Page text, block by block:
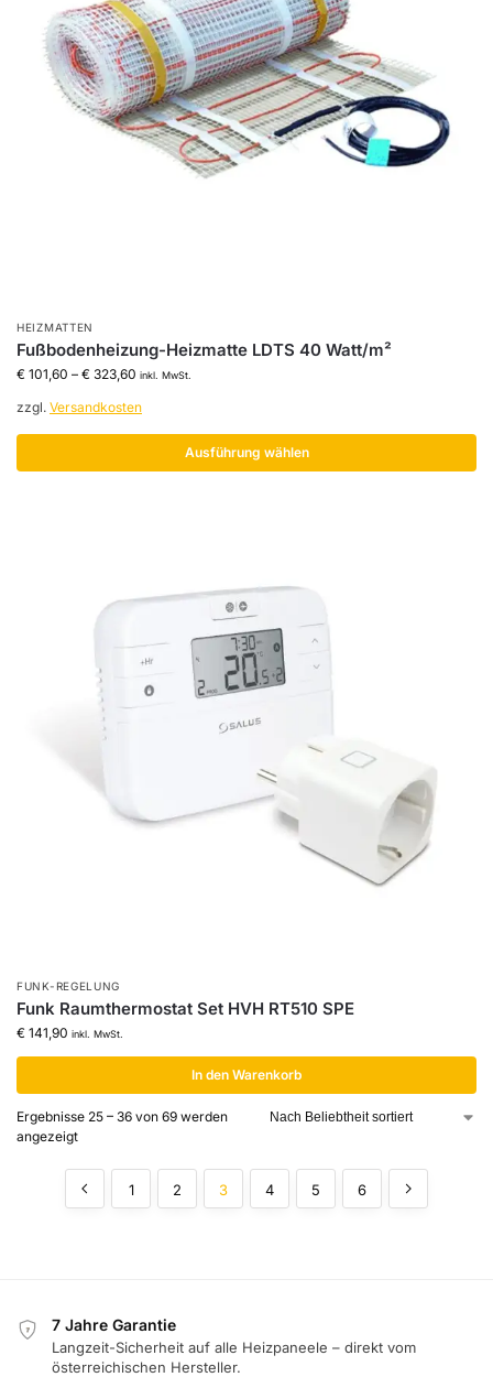
HEIZMATTEN
Fußbodenheizung-Heizmatte LDTS 40 Watt/m²
€ 101,60 – € 323,60 inkl. MwSt.
zzgl. Versandkosten
Ausführung wählen
FUNK-REGELUNG
Funk Raumthermostat Set HVH RT510 SPE
€ 141,90 inkl. MwSt.
In den Warenkorb
Ergebnisse 25 – 36 von 69 werden
angezeigt
1 2 3 4 5 6
7 Jahre Garantie
Langzeit-Sicherheit auf alle Heizpaneele – direkt vom
österreichischen Hersteller.
7